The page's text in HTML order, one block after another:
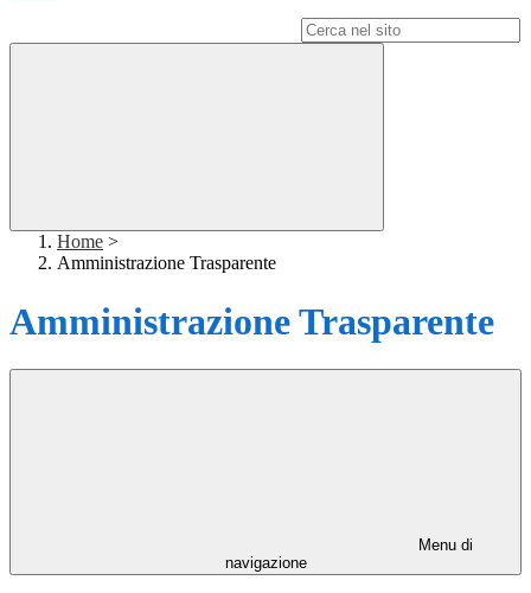
Home >
Amministrazione Trasparente
Amministrazione Trasparente
Menu di
navigazione